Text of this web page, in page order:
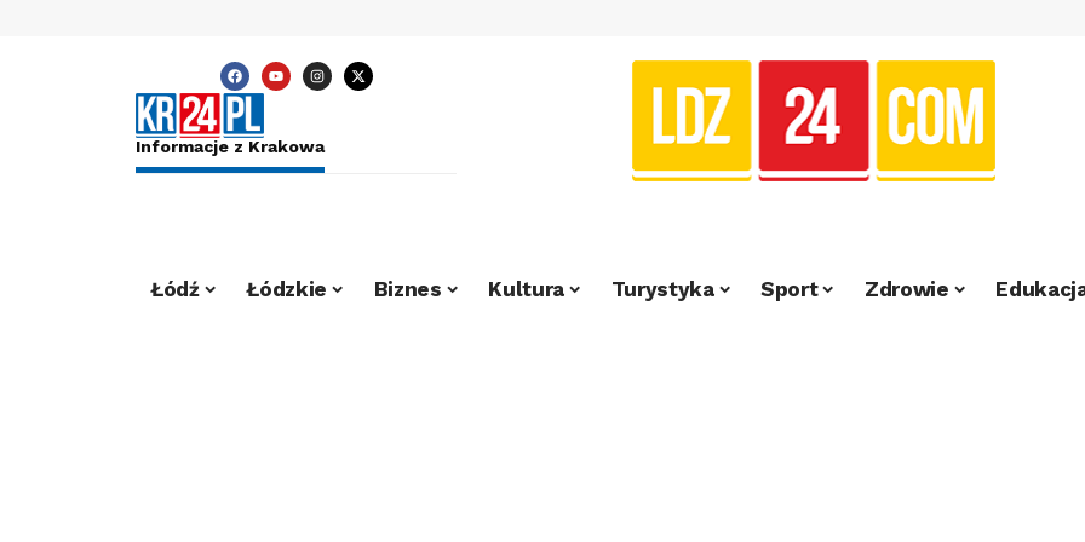
Informacje z Krakowa
Łódź Łódzkie Biznes Kultura Turystyka Sport Zdrowie